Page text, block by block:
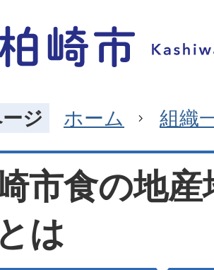
ジ ホーム 組織
崎市食の地
は